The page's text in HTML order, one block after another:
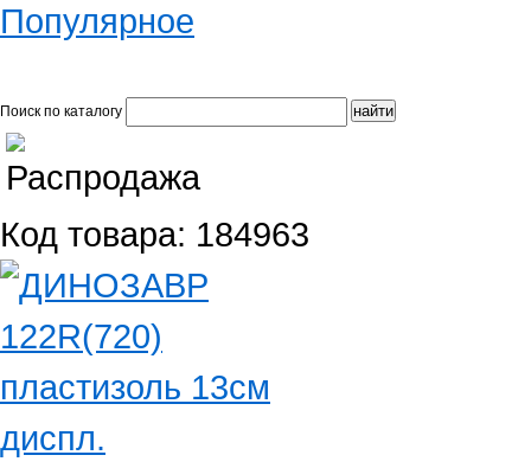
Популярное
Поиск по каталогу
Код товара: 184963